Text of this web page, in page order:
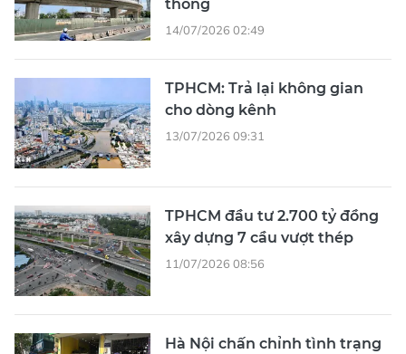
cho dòng kênh
13/07/2026 09:31
xây dựng 7 cầu vượt thép
11/07/2026 08:56
'đào lên, lấp xuống' vỉa hè
11/07/2026 04:22